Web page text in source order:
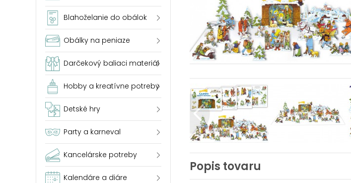
Blahoželanie do obálok
Obálky na peniaze
Darčekový baliaci materiál
Hobby a kreatívne potreby
Detské hry
Party a karneval
Kancelárske potreby
Kalendáre a diáre
Popis tovaru